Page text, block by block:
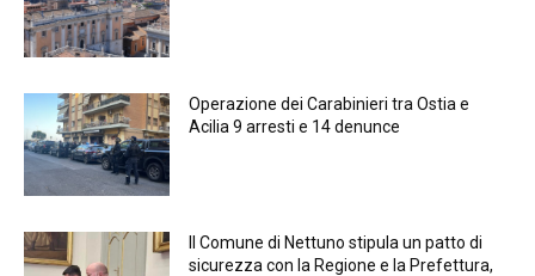
Operazione dei Carabinieri tra Ostia e
Acilia 9 arresti e 14 denunce
Il Comune di Nettuno stipula un patto di
sicurezza con la Regione e la Prefettura,